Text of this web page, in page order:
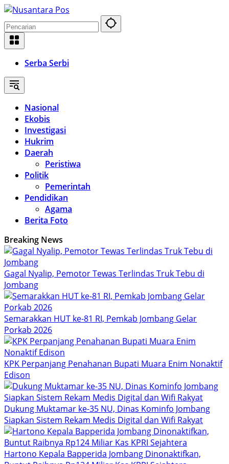
Langsung
ke
konten
Serba Serbi
Nasional
Ekobis
Investigasi
Hukrim
Daerah
Peristiwa
Politik
Pemerintah
Pendidikan
Agama
Berita Foto
Breaking News
Gagal Nyalip, Pemotor Tewas Terlindas Truk Tebu di
Jombang
Semarakkan HUT ke-81 RI, Pemkab Jombang Gelar
Porkab 2026
KPK Perpanjang Penahanan Bupati Muara Enim Nonaktif
Edison
Dukung Muktamar ke-35 NU, Dinas Kominfo Jombang
Siapkan Sistem Rekam Medis Digital dan Wifi Rakyat
Hartono Kepala Bapperida Jombang Dinonaktifkan,